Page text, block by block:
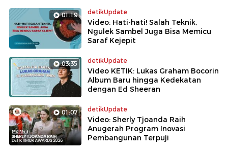
01:19 detikUpdate
Video: Hati-hati! Salah Teknik,
Ngulek Sambel Juga Bisa Memicu
Saraf Kejepit
03:35 detikUpdate
Video KETIK: Lukas Graham Bocorin
Album Baru hingga Kedekatan
dengan Ed Sheeran
01:07 detikUpdate
Video: Sherly Tjoanda Raih
Anugerah Program Inovasi
Pembangunan Terpuji